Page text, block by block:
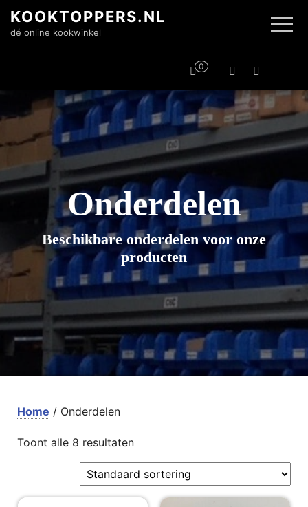
KOOKTOPPERS.NL
dé online kookwinkel
0
Onderdelen
Beschikbare onderdelen voor onze
producten
Home / Onderdelen
Toont alle 8 resultaten